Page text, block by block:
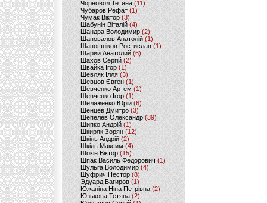
Чорновол Тетяна (11)
Чубаров Рефат (1)
Чумак Віктор(3)
Шабунін Віталій (4)
Шандра Володимир (2)
Шаповалов Анатолій(1)
Шапошніков Ростислав(1)
Шарий Анатолий(6)
Шахов Сергій(2)
Швайка Ігор (1)
Шевляк Ілля (3)
Шевцов Євген (1)
Шевченко Артем(1)
Шевченко Ігор(1)
Шеляженко Юрій (6)
Шенцев Дмитро (3)
Шепелев Олександр (39)
Шипко Андрій(1)
Шкиряк Зорян(12)
Шкіль Андрій(2)
Шкіль Максим (4)
Шокін Віктор (15)
Шпак Василь Федорович (1)
Шульга Володимир (4)
Шуфрич Нестор(8)
Эдуард Багиров (1)
Южаніна Ніна Петрівна (2)
Юзькова Тетяна(2)